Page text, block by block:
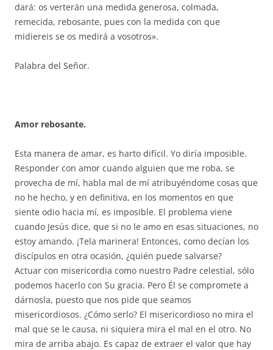
dará: os verterán una medida generosa, colmada,
remecida, rebosante, pues con la medida con que
midiereis se os medirá a vosotros».
Palabra del Señor.
Amor rebosante.
Esta manera de amar, es harto difícil. Yo diría imposible.
Responder con amor cuando alguien que me roba, se
provecha de mí, habla mal de mí atribuyéndome cosas que
no he hecho, y en definitiva, en los momentos en que
siente odio hacia mí, es imposible. El problema viene
cuando Jesús dice, que si no le amo en esas situaciones, no
estoy amando. ¡Tela marinera! Entonces, como decían los
discípulos en otra ocasión, ¿quién puede salvarse?
Actuar con misericordia como nuestro Padre celestial, sólo
podemos hacerlo con Su gracia. Pero Él se compromete a
dárnosla, puesto que nos pide que seamos
misericordiosos. ¿Cómo serlo? El misericordioso no mira el
mal que se le causa, ni siquiera mira el mal en el otro. No
mira de arriba abajo. Es capaz de extraer el valor que hay